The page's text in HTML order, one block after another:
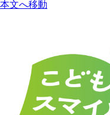
本文へ移動